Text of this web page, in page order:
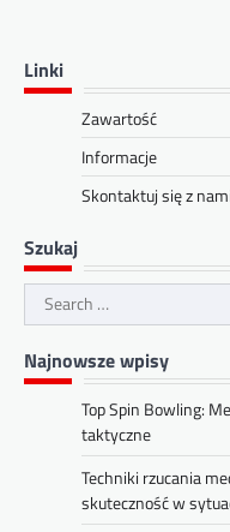
Linki
Zawartość
Informacje
Skontaktuj się z nami
Szukaj
Search
for:
Najnowsze wpisy
Top Spin Bowling:
taktyczne
Techniki rzucania
skuteczność w